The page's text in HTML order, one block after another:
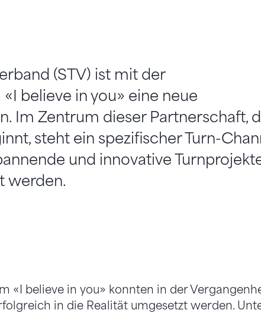
(STV) ist mit der
believe in you» eine neue
Im Zentrum dieser Partnerschaft,
steht ein spezifischer Turn-
und innovative
werden.
«I believe in you» konnten in der
in die Realität umgesetzt werden.